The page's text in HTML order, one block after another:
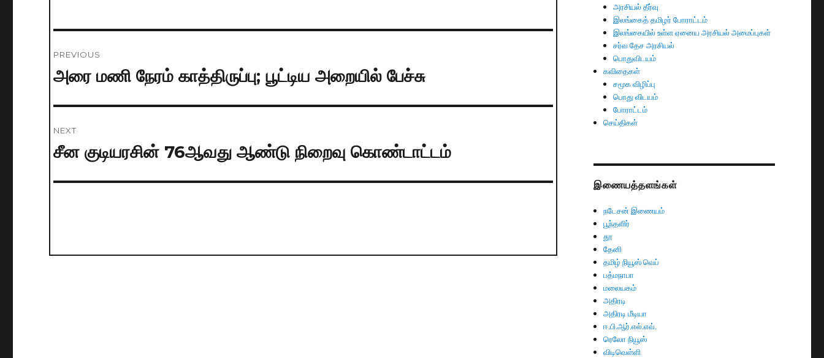
navigation
PREVIOUS
Previous
அரை மணி நேரம் காத்திருப்பு; பூட்டிய அறையில் பேச்சு
NEXT
Next
சீன குடியரசின் 76ஆவது ஆண்டு நிறைவு கொண்டாட்டம்
அரசியல் தீர்வு
இலங்கைத் தமிழர் போராட்டம்
இலங்கையில் உள்ள ஏனைய அரசியல் அமைப்புகள்
சர்வ தேச அரசியல்
பொதுவிடயம்
கவிதைகள்
சமூக விழிப்பு
பொது விடயம்
போராட்டம்
செய்திகள்
இணையத்தளங்கள்
நடேசன் இணையம்
பூந்தளிர்
தூ
தேனி
தமிழ் நியூஸ் வெப்
பத்மநாபா
மலையகம்
அதிரடி
அதிரடி மீடியா
ஈ.பி.ஆர்.எல்.எவ்.
ரெலோ நியூஸ்
விடிவெள்ளி